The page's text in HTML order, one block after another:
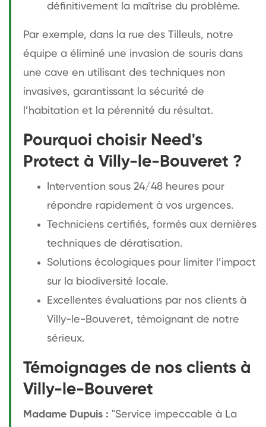
définitivement la maîtrise du problème.
Par exemple, dans la rue des Tilleuls, notre
équipe a éliminé une invasion de souris dans
une cave en utilisant des techniques non
invasives, garantissant la sécurité de
l’habitation et la pérennité du résultat.
Pourquoi choisir Need's
Protect à Villy-le-Bouveret ?
Intervention sous 24/48 heures pour
répondre rapidement à vos urgences.
Techniciens certifiés, formés aux dernières
techniques de dératisation.
Solutions écologiques pour limiter l’impact
sur la biodiversité locale.
Excellentes évaluations par nos clients à
Villy-le-Bouveret, témoignant de notre
sérieux.
Témoignages de nos clients à
Villy-le-Bouveret
Madame Dupuis : "Service impeccable à La